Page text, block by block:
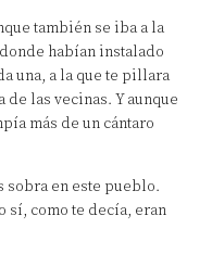
también se iba a la
habían instalado
una, a la que te pillara
de las vecinas. Y aunque
más de un cántaro
sobra en este pueblo.
sí, como te decía, eran